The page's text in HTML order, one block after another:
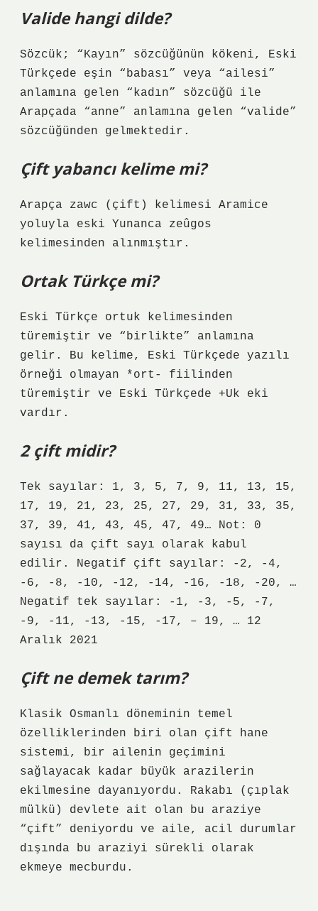
Valide hangi dilde?
Sözcük; “Kayın” sözcüğünün kökeni, Eski
Türkçede eşin “babası” veya “ailesi”
anlamına gelen “kadın” sözcüğü ile
Arapçada “anne” anlamına gelen “valide”
sözcüğünden gelmektedir.
Çift yabancı kelime mi?
Arapça zawc (çift) kelimesi Aramice
yoluyla eski Yunanca zeûgos
kelimesinden alınmıştır.
Ortak Türkçe mi?
Eski Türkçe ortuk kelimesinden
türemiştir ve “birlikte” anlamına
gelir. Bu kelime, Eski Türkçede yazılı
örneği olmayan *ort- fiilinden
türemiştir ve Eski Türkçede +Uk eki
vardır.
2 çift midir?
Tek sayılar: 1, 3, 5, 7, 9, 11, 13, 15,
17, 19, 21, 23, 25, 27, 29, 31, 33, 35,
37, 39, 41, 43, 45, 47, 49… Not: 0
sayısı da çift sayı olarak kabul
edilir. Negatif çift sayılar: -2, -4,
-6, -8, -10, -12, -14, -16, -18, -20, …
Negatif tek sayılar: -1, -3, -5, -7,
-9, -11, -13, -15, -17, – 19, … 12
Aralık 2021
Çift ne demek tarım?
Klasik Osmanlı döneminin temel
özelliklerinden biri olan çift hane
sistemi, bir ailenin geçimini
sağlayacak kadar büyük arazilerin
ekilmesine dayanıyordu. Rakabı (çıplak
mülkü) devlete ait olan bu araziye
“çift” deniyordu ve aile, acil durumlar
dışında bu araziyi sürekli olarak
ekmeye mecburdu.